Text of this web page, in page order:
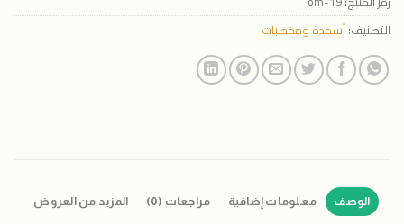
التصنيف:أسمدة ومخصبات
الوصف معلومات إضافية مراجعات (0) المزيد من العروض